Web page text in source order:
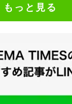
もっと見る